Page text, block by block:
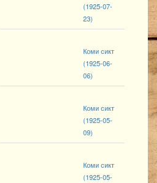
(1925-07-
23)
Коми сикт
(1925-06-
06)
Коми сикт
(1925-05-
09)
Коми сикт
(1925-05-